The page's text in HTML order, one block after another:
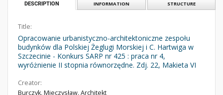
DESCRIPTION INFORMATION STRUCTURE
Title:
Opracowanie urbanistyczno-architektoniczne zespołu
budynków dla Polskiej Żeglugi Morskiej i C. Hartwiga w
Szczecinie - Konkurs SARP nr 425 : praca nr 4,
wyróżnienie II stopnia równorzędne. Zdj. 22, Makieta VI
Creator:
Burczyk, Mieczysław. Architekt